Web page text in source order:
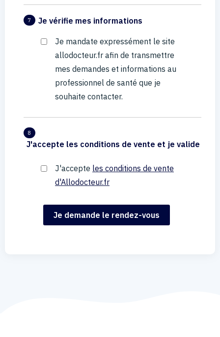
7 Je vérifie mes informations
Je mandate expressément le site
allodocteur.fr afin de transmettre
mes demandes et informations au
professionnel de santé que je
souhaite contacter.
8
J'accepte les conditions de vente et je valide
J'accepte les conditions de vente
d'Allodocteur.fr